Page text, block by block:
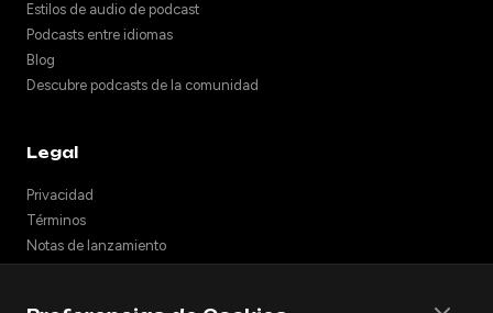
Estilos de audio de podcast
Podcasts entre idiomas
Blog
Descubre podcasts de la comunidad
Legal
Privacidad
Términos
Notas de lanzamiento